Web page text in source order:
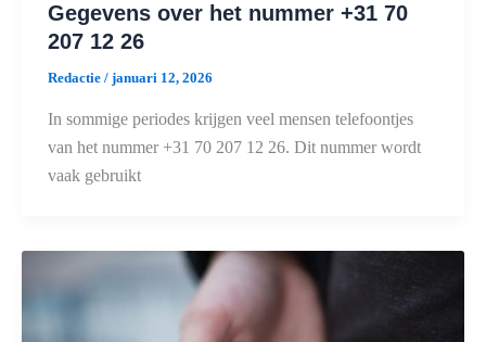
Gegevens over het nummer +31 70
207 12 26
Redactie / januari 12, 2026
In sommige periodes krijgen veel mensen telefoontjes
van het nummer +31 70 207 12 26. Dit nummer wordt
vaak gebruikt